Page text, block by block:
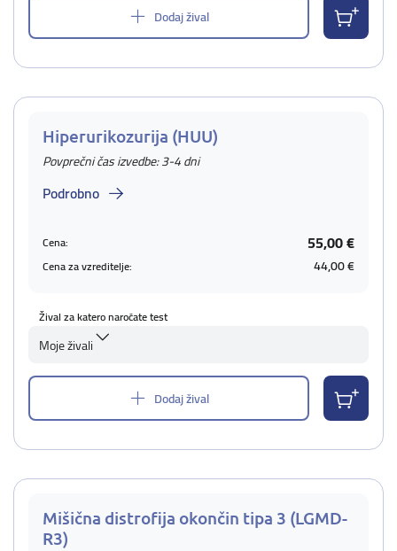
Dodaj žival
Hiperurikozurija (HUU)
Povprečni čas izvedbe: 3-4 dni
Podrobno
Cena: 55,00 €
Cena za vzreditelje: 44,00 €
Žival za katero naročate test
Moje živali
Dodaj žival
Mišična distrofija okončin tipa 3 (LGMD-
R3)